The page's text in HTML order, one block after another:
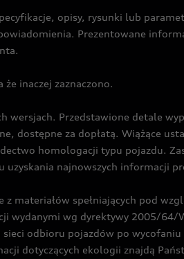
opisy, rysunki lub
Prezentowane
inaczej zaznaczono.
Przedstawione detale
dostępne za dopłatą. Wiążące
homologacji typu pojazdu.
najnowszych informacji
materiałów spełniających pod
wydanymi wg dyrektywy 2005/
odbioru pojazdów po
dotyczących ekologii znajdą